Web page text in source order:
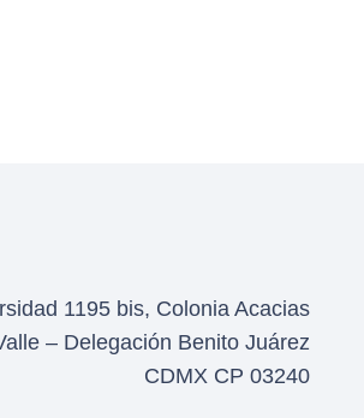
1195 bis, Colonia Acacias
– Delegación Benito Juárez
CDMX CP 03240